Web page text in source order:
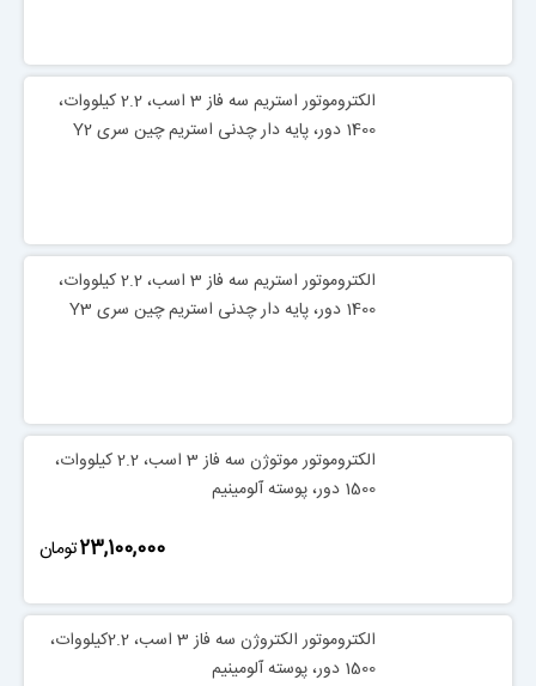
الکتروموتور استریم سه فاز 3 اسب، 2.2 کیلووات،
1400 دور، پایه دار چدنی استریم چین سری Y2
الکتروموتور استریم سه فاز 3 اسب، 2.2 کیلووات،
1400 دور، پایه دار چدنی استریم چین سری Y3
الکتروموتور موتوژن سه فاز 3 اسب، 2.2 کیلووات،
1500 دور، پوسته آلومینیم
‎23,100,000تومان
الکتروموتور الکتروژن سه فاز 3 اسب، 2.2کیلووات،
1500 دور، پوسته آلومینیم